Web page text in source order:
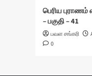
பெரிய புராணம்
– பகுதி – 41
பவள சங்கரி
0